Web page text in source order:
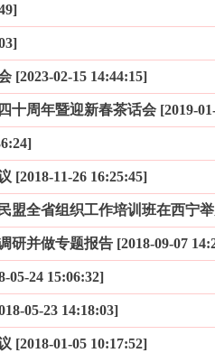
[2023-02-15 14:44:15]
周年暨迎新春茶话会 [2019-
[2018-11-26 16:25:45]
全省组织工作培训班在西宁举
并做专题报告 [2018-09-07
05-24 15:06:32]
05-23 14:18:03]
[2018-01-05 10:17:52]